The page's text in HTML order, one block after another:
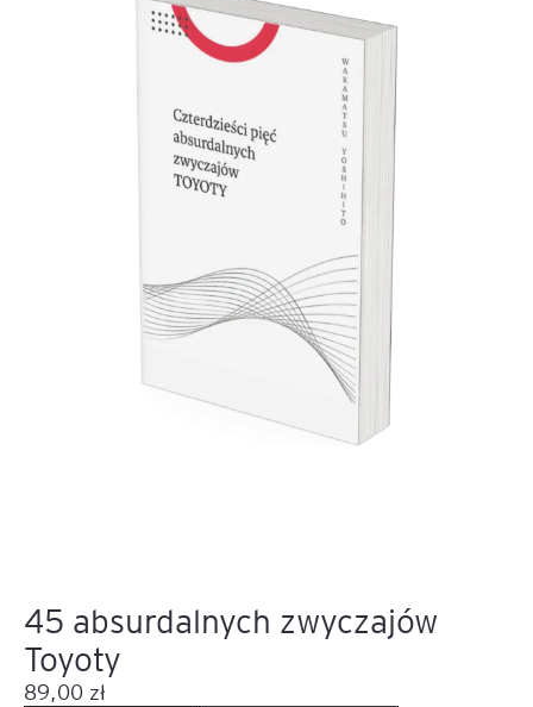
45 absurdalnych zwyczajów
Toyoty
89,00 zł